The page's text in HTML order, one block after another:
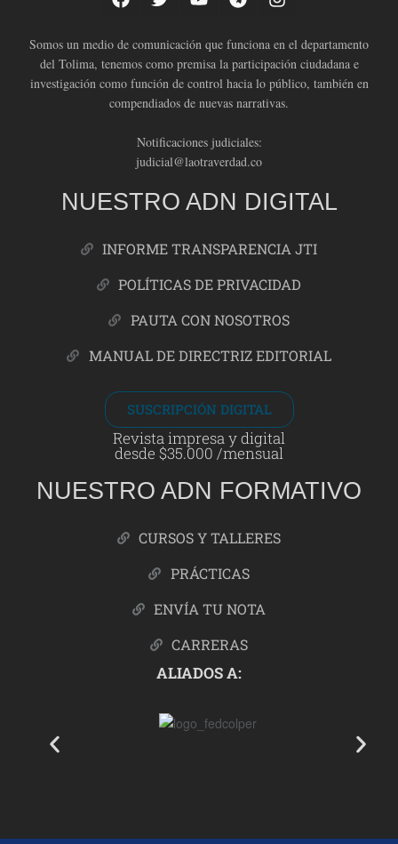
Somos un medio de comunicación que funciona en el departamento
del Tolima, tenemos como premisa la participación ciudadana e
investigación como función de control hacia lo público, también en
compendiados de nuevas narrativas.
Notificaciones judiciales:
judicial@laotraverdad.co
NUESTRO ADN DIGITAL
INFORME TRANSPARENCIA JTI
POLÍTICAS DE PRIVACIDAD
PAUTA CON NOSOTROS
MANUAL DE DIRECTRIZ EDITORIAL
SUSCRIPCIÓN DIGITAL
Revista impresa y digital
desde $35.000 /mensual
NUESTRO ADN FORMATIVO
CURSOS Y TALLERES
PRÁCTICAS
ENVÍA TU NOTA
CARRERAS
ALIADOS A: